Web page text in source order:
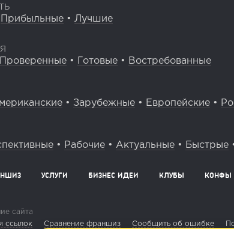
Прибыльные • Лучшие
Проверенные • Готовые • Востребованные
• Зарубежные • Европейские •
• Рабочие • Актуальные • Быстрые
УСЛУГИ БИЗНЕС ИДЕИ КЛУБЫ КОНФЫ
сайта
ссылок Сравнение франшиз Сообщить об ошибке